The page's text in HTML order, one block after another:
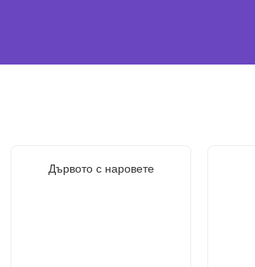
Дървото с наровете